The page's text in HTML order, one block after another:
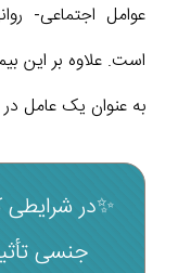
عوامل اجتماعی-
است. علاوه بر این
به عنوان یک عامل در
✨در شرایطی
جنسی